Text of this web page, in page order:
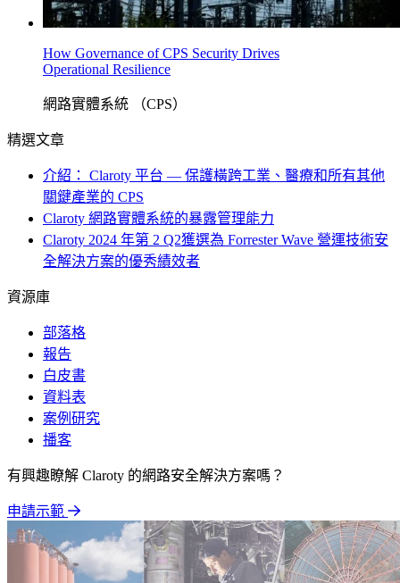
How Governance of CPS Security Drives
Operational Resilience
網路實體系統 （CPS）
精選文章
介紹： Claroty 平台 — 保護橫跨工業、醫療和所有其他
關鍵產業的 CPS
Claroty 網路實體系統的暴露管理能力
Claroty 2024 年第 2 Q2獲選為 Forrester Wave 營運技術安
全解決方案的優秀績效者
資源庫
部落格
報告
白皮書
資料表
案例研究
播客
有興趣瞭解 Claroty 的網路安全解決方案嗎？
申請示範